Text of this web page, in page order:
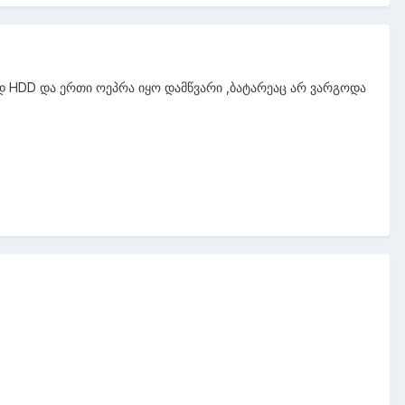
და ერთი ოეპრა იყო დამწვარი ,ბატარეაც არ ვარგოდა